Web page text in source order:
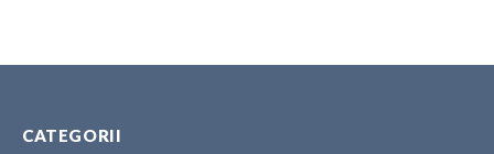
CATEGORII